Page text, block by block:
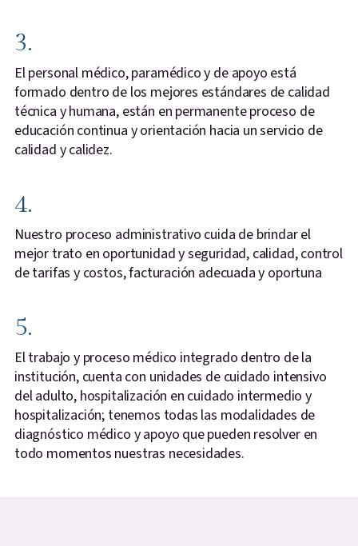
3.
El personal médico, paramédico y de apoyo está
formado dentro de los mejores estándares de calidad
técnica y humana, están en permanente proceso de
educación continua y orientación hacia un servicio de
calidad y calidez.
4.
Nuestro proceso administrativo cuida de brindar el
mejor trato en oportunidad y seguridad, calidad, control
de tarifas y costos, facturación adecuada y oportuna
5.
El trabajo y proceso médico integrado dentro de la
institución, cuenta con unidades de cuidado intensivo
del adulto, hospitalización en cuidado intermedio y
hospitalización; tenemos todas las modalidades de
diagnóstico médico y apoyo que pueden resolver en
todo momentos nuestras necesidades.